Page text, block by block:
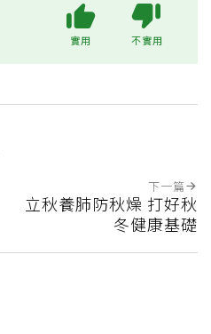
實用 不實用
下一篇
立秋養肺防秋燥 打好秋
冬健康基礎